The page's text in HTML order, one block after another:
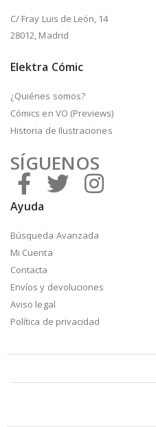
C/ Fray Luis de León, 14
28012, Madrid
Elektra Cómic
¿Quiénes somos?
Cómics en VO (Previews)
Historia de Ilustraciones
SÍGUENOS
Ayuda
Búsqueda Avanzada
Mi Cuenta
Contacta
Envíos y devoluciones
Aviso legal
Política de privacidad